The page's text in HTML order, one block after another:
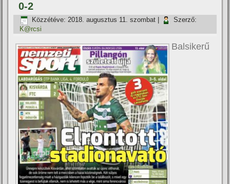
0-2
Közzétéve: 2018. augusztus 11. szombat
Szerző:
K@rcsi
Balsikerű